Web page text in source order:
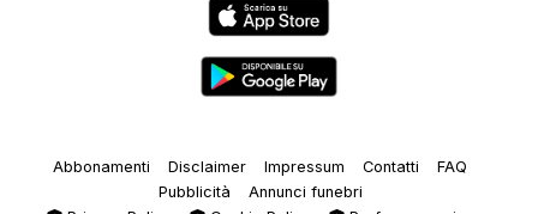
Abbonamenti Disclaimer Impressum Contatti
FAQ
Pubblicità
Annunci funebri